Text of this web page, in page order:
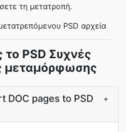
τη μετατροπή.
PSD αρχεία
το PSD Συχνές
μεταμόρφωσης
DOC pages to PSD
+